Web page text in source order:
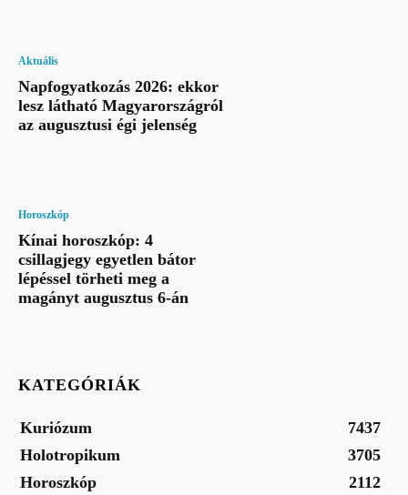
Aktuális
Napfogyatkozás 2026: ekkor
lesz látható Magyarországról
az augusztusi égi jelenség
Horoszkóp
Kínai horoszkóp: 4
csillagjegy egyetlen bátor
lépéssel törheti meg a
magányt augusztus 6-án
KATEGÓRIÁK
Kuriózum
7437
Holotropikum
3705
Horoszkóp
2112